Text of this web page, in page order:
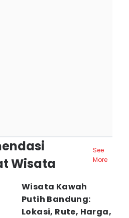
Wisata
See
More
Wisata Kawah
Putih Bandung:
Lokasi, Rute, Harga,